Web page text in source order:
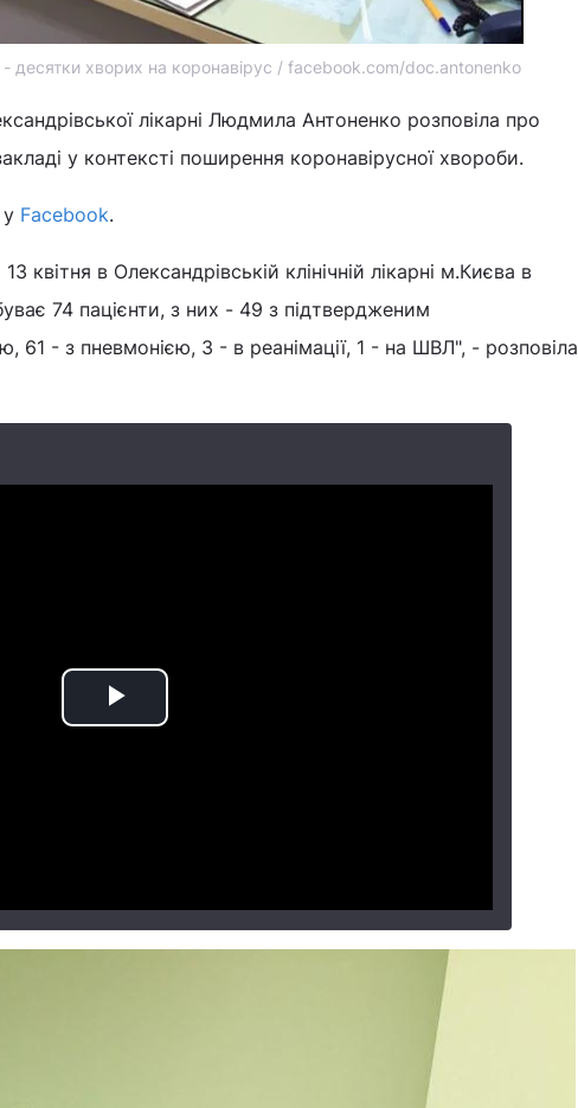
- десятки хворих на коронавірус / facebook.com/doc.antonenko
лікарні Людмила Антоненко розповіла про
у контексті поширення коронавірусної хвороби.
у Facebook.
квітня в Олександрівській клінічній лікарні м.Києва в
74 пацієнти, з них - 49 з підтвердженим
61 - з пневмонією, 3 - в реанімації, 1 - на ШВЛ", - розповіла
Play